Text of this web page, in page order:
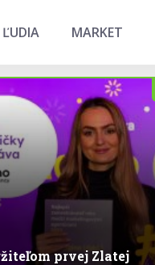
MARKET
prvej Zlatej